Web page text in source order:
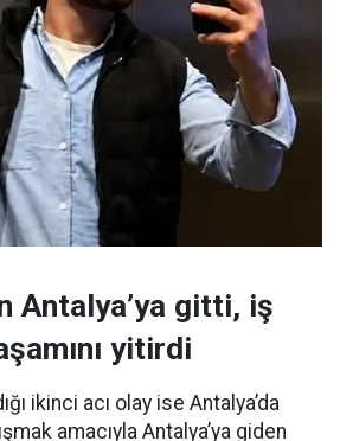
Antalya’ya gitti, iş
yitirdi
ikinci acı olay ise Antalya’da
amacıyla Antalya’ya giden